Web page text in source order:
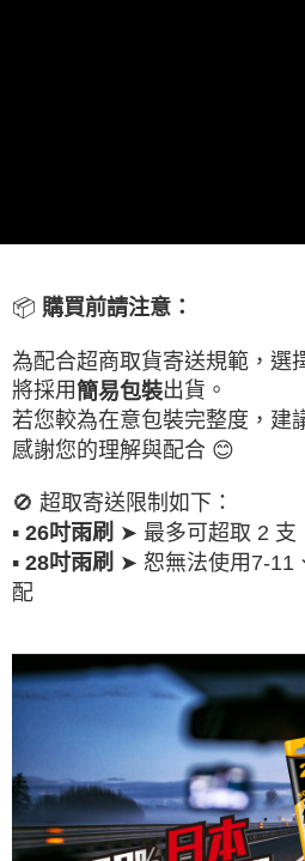
網購自取
📦 購買前請注意：
為配合超商取貨寄送規範，選
將採用簡易包裝出貨。
若您較為在意包裝完整度，建
感謝您的理解與配合 😊
🚫 超取寄送限制如下：
▪ 26吋雨刷 ➤ 最多可超取 2 支
▪ 28吋雨刷 ➤ 恕無法使用7-11
配